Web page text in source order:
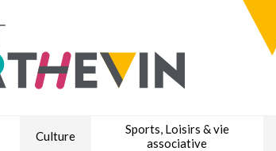
Culture
Sports, Loisirs & vie
associative